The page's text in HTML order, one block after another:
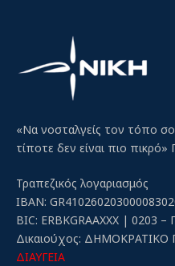
«Να νοσταλγείς τον τόπο
τίποτε δεν είναι πιο πικρό»
Τραπεζικός λογαριασμός
IBAN:
BIC: ERBKGRAAXXX | 0203
Δικαιούχος:
ΔΙΑΥΓΕΙΑ